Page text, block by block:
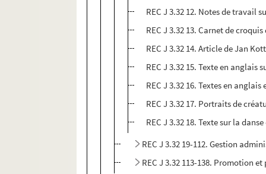
REC J 3.32 12. Notes de travail
REC J 3.32 13. Carnet de
REC J 3.32 14. Article de Jan
REC J 3.32 15. Texte en anglais
REC J 3.32 16. Textes en
REC J 3.32 17. Portraits de
REC J 3.32 18. Texte sur la
REC J 3.32 19-112. Gestion
REC J 3.32 113-138. Promotion